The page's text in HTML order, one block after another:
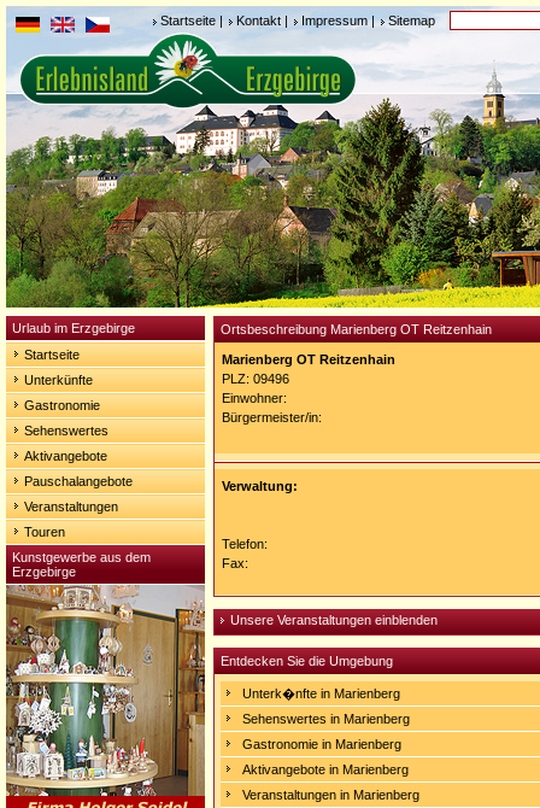
Startseite | Kontakt | Impressum| Sitemap
Urlaub im Erzgebirge
Startseite
Unterkünfte
Gastronomie
Sehenswertes
Aktivangebote
Pauschalangebote
Veranstaltungen
Touren
Kunstgewerbe aus dem
Erzgebirge
Ortsbeschreibung Marienberg OT Reitzenhain
Marienberg OT Reitzenhain
PLZ: 09496
Einwohner:
Bürgermeister/in:
Verwaltung:
Telefon:
Fax:
Unsere Veranstaltungen einblenden
Entdecken Sie die Umgebung
Unterk�nfte in Marienberg
Sehenswertes in Marienberg
Gastronomie in Marienberg
Aktivangebote in Marienberg
Veranstaltungen in Marienberg